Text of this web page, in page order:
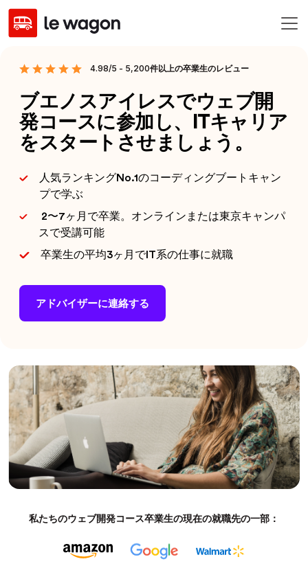
4.98/5 - 5,200件以上の卒業生のレビュー
ブエノスアイレスでウェブ開
発コースに参加し、ITキャリア
をスタートさせましょう。
人気ランキングNo.1のコーディングブートキャン
プで学ぶ
2〜7ヶ月で卒業。オンラインまたは東京キャンパ
スで受講可能
卒業生の平均3ヶ月でIT系の仕事に就職
アドバイザーに連絡する
私たちのウェブ開発コース卒業生の現在の就職先の一部：